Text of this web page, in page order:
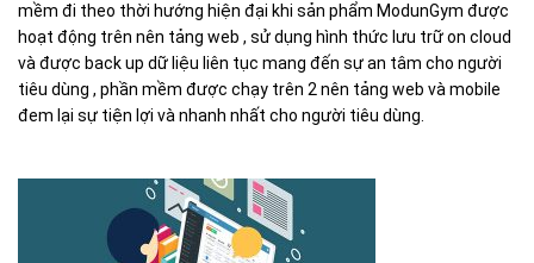
mềm đi theo thời hướng hiện đại khi sản phẩm ModunGym được
hoạt động trên nên tảng web , sử dụng hình thức lưu trữ on cloud
và được back up dữ liệu liên tục mang đến sự an tâm cho người
tiêu dùng , phần mềm được chạy trên 2 nên tảng web và mobile
đem lại sự tiện lợi và nhanh nhất cho người tiêu dùng.